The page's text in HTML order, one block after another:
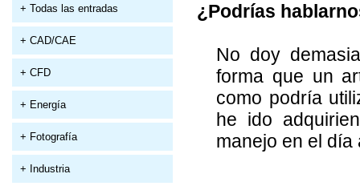
+ Todas las entradas
+ CAD/CAE
+ CFD
+ Energía
+ Fotografía
+ Industria
¿Podrías
No doy
forma que un
como podría
he ido
manejo en el día